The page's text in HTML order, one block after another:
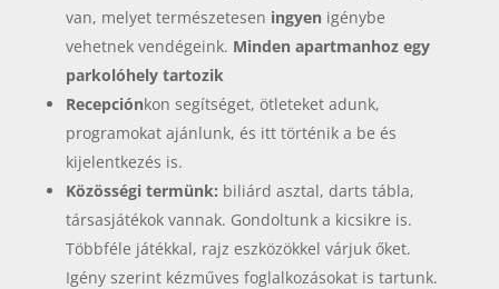
van, melyet természetesen ingyen igénybe
vehetnek vendégeink. Minden apartmanhoz egy
parkolóhely tartozik
Recepciónkon segítséget, ötleteket adunk,
programokat ajánlunk, és itt történik a be és
kijelentkezés is.
Közösségi termünk: biliárd asztal, darts tábla,
társasjátékok vannak. Gondoltunk a kicsikre is.
Többféle játékkal, rajz eszközökkel várjuk őket.
Igény szerint kézműves foglalkozásokat is tartunk.